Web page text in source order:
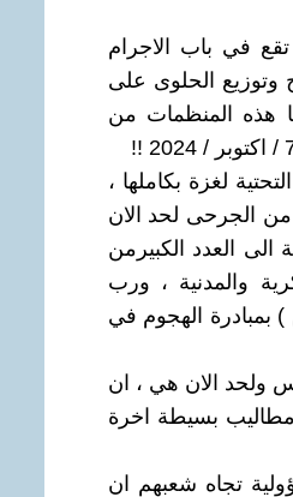
في باب الاجرام
وتوزيع الحلوى على
هذه المنظمات من
لغزة بكاملها ،
من الجرحى لحد الان
العدد الكبيرمن
والمدنية ، ورب
الهجوم في
ولحد الان هي ، ان
بسيطة اخرة
تجاه شعبهم ان